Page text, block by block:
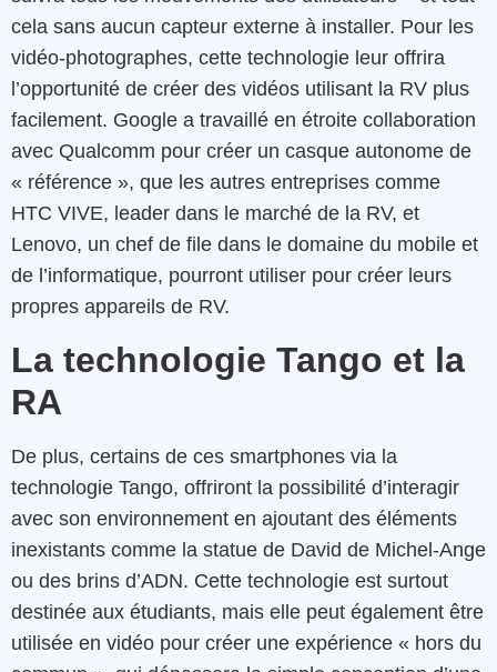
cela sans aucun capteur externe à installer. Pour les
vidéo-photographes, cette technologie leur offrira
l’opportunité de créer des vidéos utilisant la RV plus
facilement. Google a travaillé en étroite collaboration
avec Qualcomm pour créer un casque autonome de
« référence », que les autres entreprises comme
HTC VIVE, leader dans le marché de la RV, et
Lenovo, un chef de file dans le domaine du mobile et
de l’informatique, pourront utiliser pour créer leurs
propres appareils de RV.
La technologie Tango et la
RA
De plus, certains de ces smartphones via la
technologie Tango, offriront la possibilité d’interagir
avec son environnement en ajoutant des éléments
inexistants comme la statue de David de Michel-Ange
ou des brins d’ADN. Cette technologie est surtout
destinée aux étudiants, mais elle peut également être
utilisée en vidéo pour créer une expérience « hors du